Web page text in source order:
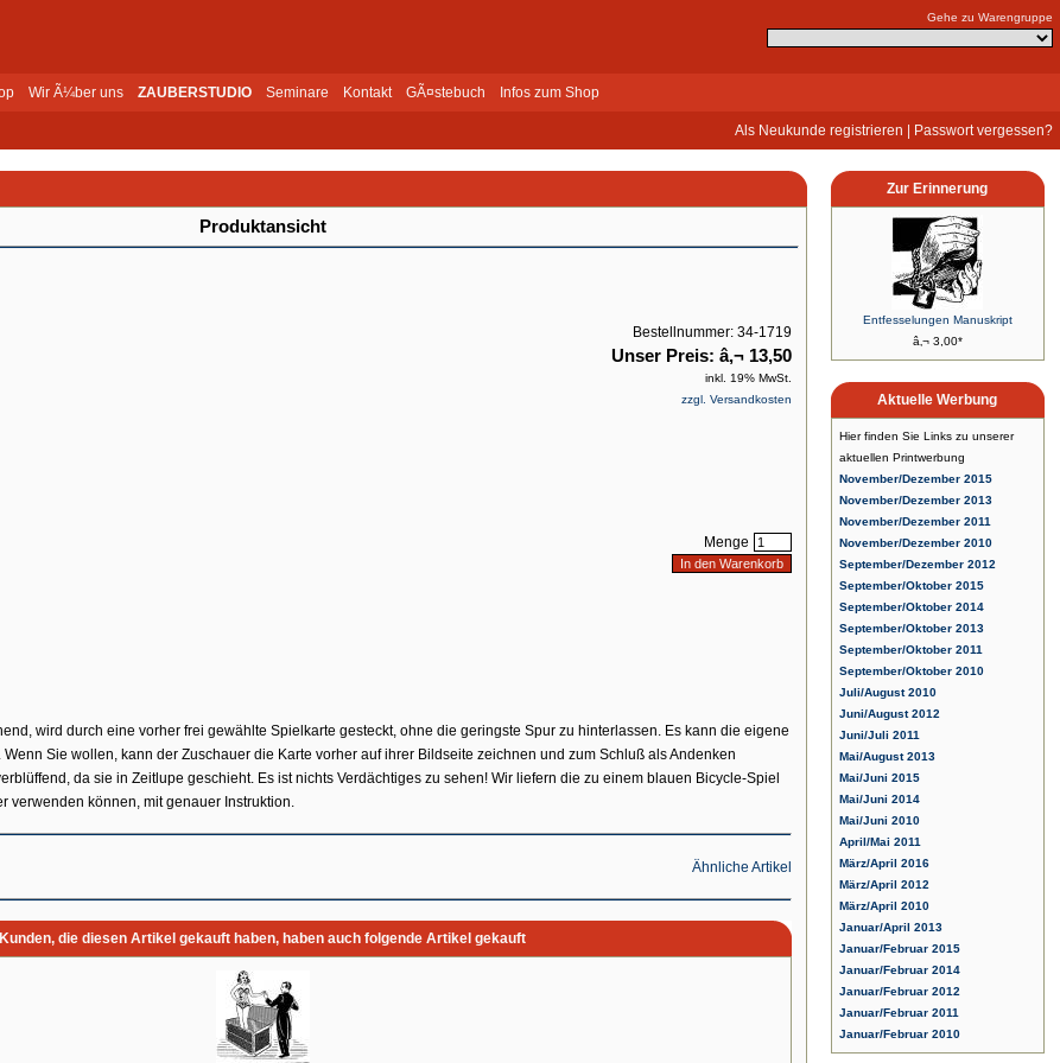
Gehe zu Warengruppe
Wir Ã¼ber uns ZAUBERSTUDIO Seminare Kontakt GÃ¤stebuch Infos zum Shop
Als Neukunde registrieren Passwort vergessen?
Produktansicht
Bestellnummer: 34-1719
Unser Preis: â‚¬ 13,50
inkl. 19% MwSt.
zzgl. Versandkosten
Menge
wird durch eine vorher frei gewählte Spielkarte gesteckt, ohne die geringste Spur zu hinterlassen. Es kann die eigene
Sie wollen, kann der Zuschauer die Karte vorher auf ihrer Bildseite zeichnen und zum Schluß als Andenken
da sie in Zeitlupe geschieht. Es ist nichts Verdächtiges zu sehen! Wir liefern die zu einem blauen Bicycle-Spiel
verwenden können, mit genauer Instruktion.
Ähnliche Artikel
Kunden, die diesen Artikel gekauft haben, haben auch folgende Artikel gekauft
Zur Erinnerung
Entfesselungen Manuskript
â‚¬ 3,00*
Aktuelle Werbung
Hier finden Sie Links zu unserer
aktuellen Printwerbung
November/Dezember 2015
November/Dezember 2013
November/Dezember 2011
November/Dezember 2010
September/Dezember 2012
September/Oktober 2015
September/Oktober 2014
September/Oktober 2013
September/Oktober 2011
September/Oktober 2010
Juli/August 2010
Juni/August 2012
Juni/Juli 2011
Mai/August 2013
Mai/Juni 2015
Mai/Juni 2014
Mai/Juni 2010
April/Mai 2011
März/April 2016
März/April 2012
März/April 2010
Januar/April 2013
Januar/Februar 2015
Januar/Februar 2014
Januar/Februar 2012
Januar/Februar 2011
Januar/Februar 2010